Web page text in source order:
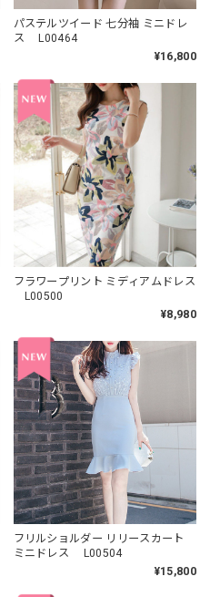
パステルツイード 七分袖 ミニドレ
ス L00464
¥16,800
フラワープリント ミディアムドレス
L00500
¥8,980
フリルショルダー リリースカート
ミニドレス L00504
¥15,800